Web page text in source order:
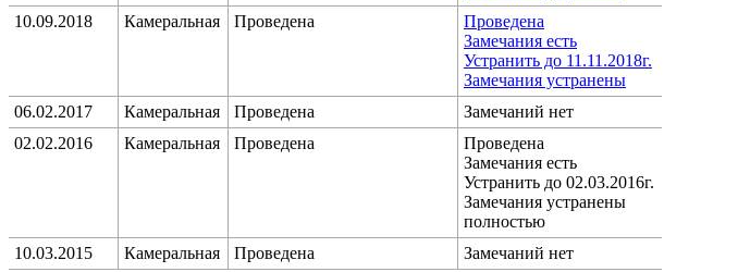
10.09.2018
Камеральная Проведена
Проведена
Замечания есть
Устранить до 11.11.2018г.
Замечания устранены
06.02.2017
Камеральная Проведена
Замечаний нет
02.02.2016
Камеральная Проведена
Проведена
Замечания есть
Устранить до 02.03.2016г.
Замечания устранены
полностью
10.03.2015
Камеральная Проведена Замечаний нет